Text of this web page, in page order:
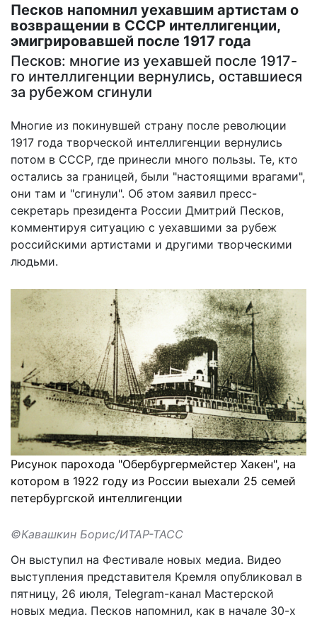
Песков напомнил уехавшим артистам о
возвращении в СССР интеллигенции,
эмигрировавшей после 1917 года
Песков: многие из уехавшей после 1917-
го интеллигенции вернулись, оставшиеся
за рубежом сгинули
Многие из покинувшей страну после революции
1917 года творческой интеллигенции вернулись
потом в СССР, где принесли много пользы. Те, кто
остались за границей, были "настоящими врагами",
они там и "сгинули". Об этом заявил пресс-
секретарь президента России Дмитрий Песков,
комментируя ситуацию с уехавшими за рубеж
российскими артистами и другими творческими
людьми.
Рисунок парохода "Обербургермейстер Хакен", на
котором в 1922 году из России выехали 25 семей
петербургской интеллигенции
©Кавашкин Борис/ИТАР-ТАСС
Он выступил на Фестивале новых медиа. Видео
выступления представителя Кремля опубликовал в
пятницу, 26 июля, Telegram-канал Мастерской
новых медиа. Песков напомнил, как в начале 30-х